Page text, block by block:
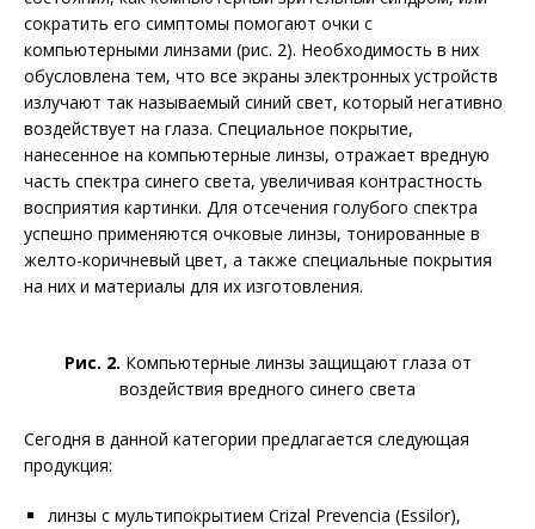
сократить его симптомы помогают очки с
компьютерными линзами (рис. 2). Необходимость в них
обусловлена тем, что все экраны электронных устройств
излучают так называемый синий свет, который негативно
воздействует на глаза. Спе­циальное покрытие,
нанесенное на компьютерные линзы, отражает вредную
часть спектра синего света, увеличивая контрастность
восприятия картинки. Для отсечения голубого спектра
успешно применяются очковые линзы, тонированные в
желто-коричневый цвет, а также специальные покрытия
на них и материалы для их изготовления.
Рис. 2. Компьютерные линзы защищают глаза от
воздействия вредного синего света
Сегодня в данной категории предлагается следующая
продукция:
линзы с мультипокрытием Crizal Prevenсia (Essilor),